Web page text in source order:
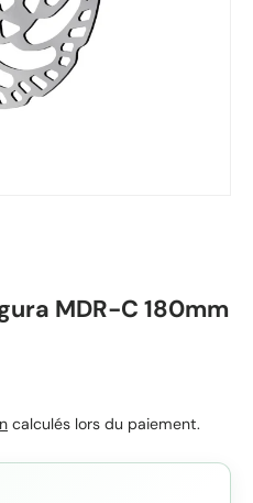
MDR-C 180mm
calculés lors du paiement.